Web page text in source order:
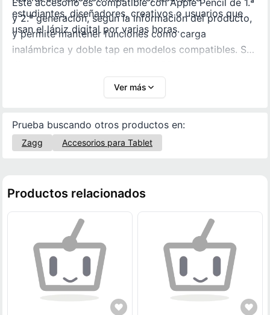
estudiantes, diseñadores, creativos o usuarios que
usan el lápiz digital por varias horas.
Este accesorio es compatible con Apple Pencil de 1.ª
y 2.ª generación, según la información del producto,
y permite mantener funciones como carga
inalámbrica y doble tap en modelos compatibles. Sus
ligero de 0.005 kg y la caja incluye 1 funda de
Ver más
Prueba buscando otros productos en:
Zagg Accesorios para Tablet
Productos relacionados